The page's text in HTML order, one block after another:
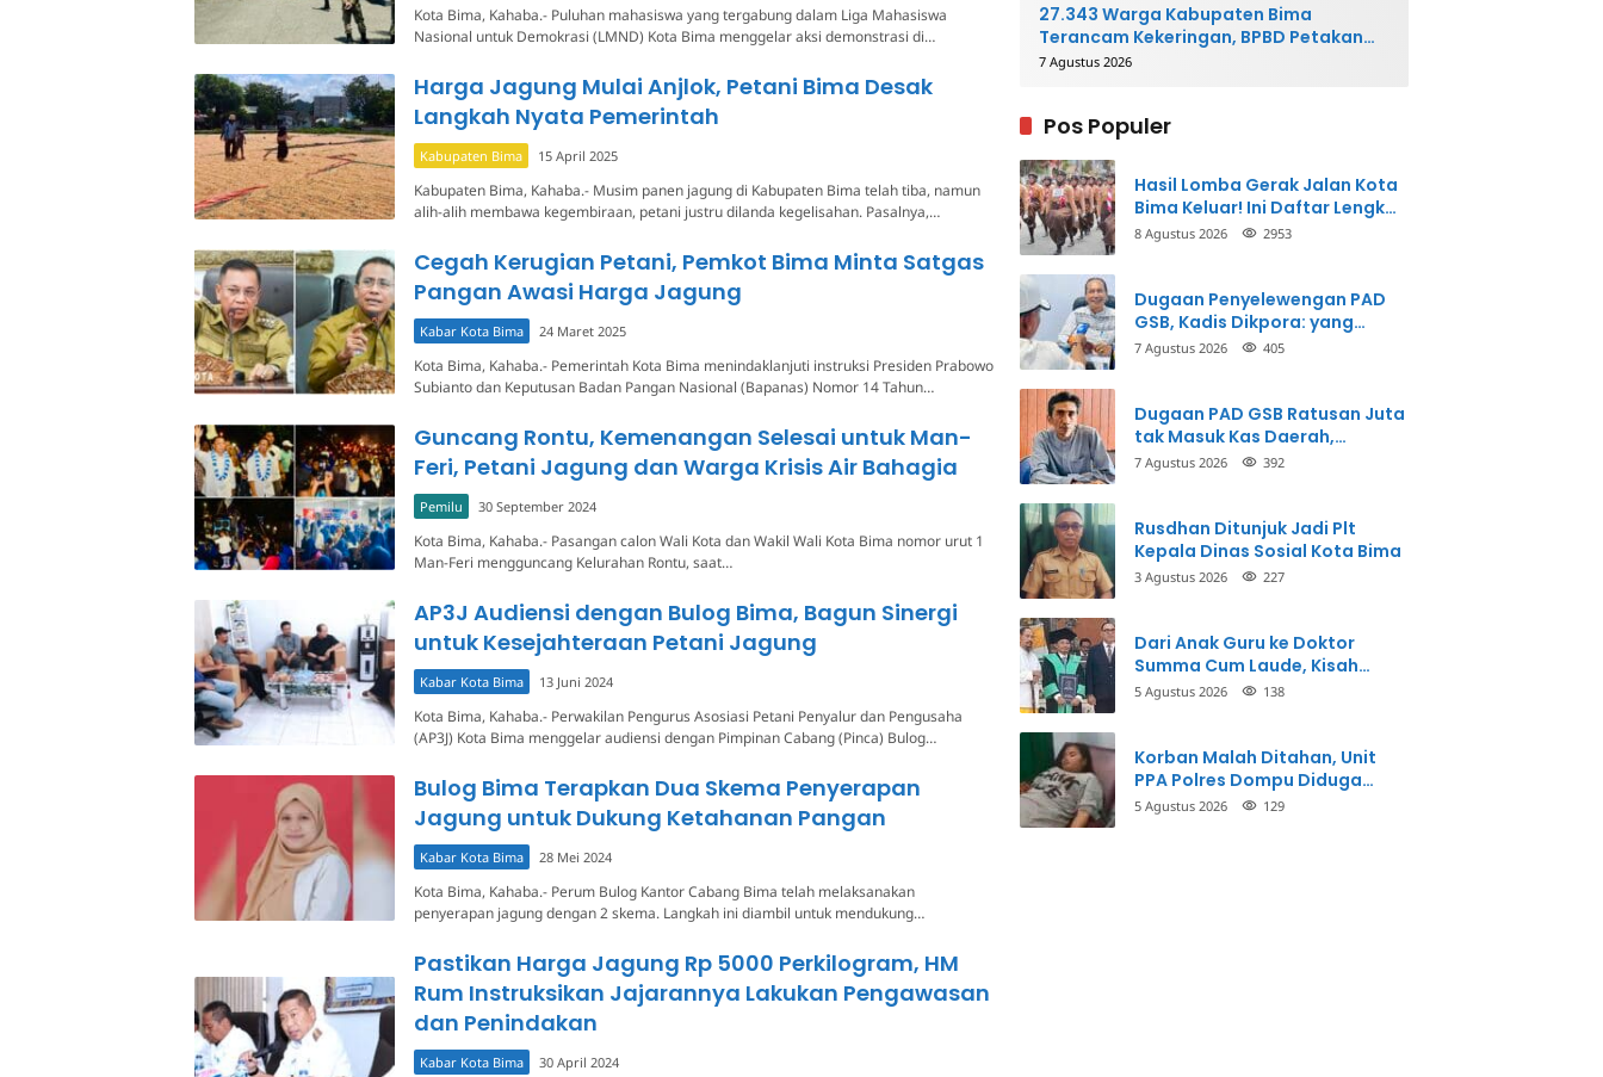
Kota Bima, Kahaba.- Puluhan mahasiswa yang tergabung dalam Liga Mahasiswa
Nasional untuk Demokrasi (LMND) Kota Bima menggelar aksi demonstrasi di…
Harga Jagung Mulai Anjlok, Petani Bima Desak
Langkah Nyata Pemerintah
Kabupaten Bima 15 April 2025
Kabupaten Bima, Kahaba.- Musim panen jagung di Kabupaten Bima telah tiba, namun
alih-alih membawa kegembiraan, petani justru dilanda kegelisahan. Pasalnya,…
Cegah Kerugian Petani, Pemkot Bima Minta Satgas
Pangan Awasi Harga Jagung
Kabar Kota Bima 24 Maret 2025
Kota Bima, Kahaba.- Pemerintah Kota Bima menindaklanjuti instruksi Presiden Prabowo
Subianto dan Keputusan Badan Pangan Nasional (Bapanas) Nomor 14 Tahun…
Guncang Rontu, Kemenangan Selesai untuk Man-
Feri, Petani Jagung dan Warga Krisis Air Bahagia
Pemilu 30 September 2024
Kota Bima, Kahaba.- Pasangan calon Wali Kota dan Wakil Wali Kota Bima nomor urut 1
Man-Feri mengguncang Kelurahan Rontu, saat…
AP3J Audiensi dengan Bulog Bima, Bagun Sinergi
untuk Kesejahteraan Petani Jagung
Kabar Kota Bima 13 Juni 2024
Kota Bima, Kahaba.- Perwakilan Pengurus Asosiasi Petani Penyalur dan Pengusaha
(AP3J) Kota Bima menggelar audiensi dengan Pimpinan Cabang (Pinca) Bulog…
Bulog Bima Terapkan Dua Skema Penyerapan
Jagung untuk Dukung Ketahanan Pangan
Kabar Kota Bima 28 Mei 2024
Kota Bima, Kahaba.- Perum Bulog Kantor Cabang Bima telah melaksanakan
penyerapan jagung dengan 2 skema. Langkah ini diambil untuk mendukung…
Pastikan Harga Jagung Rp 5000 Perkilogram, HM
Rum Instruksikan Jajarannya Lakukan Pengawasan
dan Penindakan
Kabar Kota Bima 30 April 2024
27.343 Warga Kabupaten Bima
Terancam Kekeringan, BPBD Petakan
40 Desa Rawan
7 Agustus 2026
Pos Populer
Hasil Lomba Gerak Jalan Kota
Bima Keluar! Ini Daftar Lengkap
Para Juara
8 Agustus 2026 2953
Dugaan Penyelewengan PAD
GSB, Kadis Dikpora: yang
Bersangkutan Akui
7 Agustus 2026 405
Dugaan PAD GSB Ratusan Juta
tak Masuk Kas Daerah,
Inspektorat Panggil Pihak
7 Agustus 2026 392
Rusdhan Ditunjuk Jadi Plt
Kepala Dinas Sosial Kota Bima
3 Agustus 2026 227
Dari Anak Guru ke Doktor
Summa Cum Laude, Kisah
Taman Firdaus Menginspirasi
5 Agustus 2026 138
Korban Malah Ditahan, Unit
PPA Polres Dompu Diduga
Balikkan Fakta Kasus
5 Agustus 2026 129